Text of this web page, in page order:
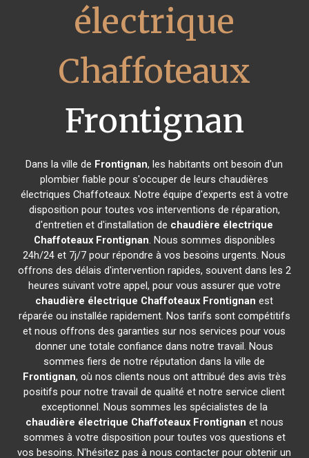
électrique
Chaffoteaux
Frontignan
Dans la ville de Frontignan, les habitants ont besoin d'un
plombier fiable pour s'occuper de leurs chaudières
électriques Chaffoteaux. Notre équipe d'experts est à votre
disposition pour toutes vos interventions de réparation,
d'entretien et d'installation de chaudière électrique
Chaffoteaux Frontignan. Nous sommes disponibles
24h/24 et 7j/7 pour répondre à vos besoins urgents. Nous
offrons des délais d'intervention rapides, souvent dans les 2
heures suivant votre appel, pour vous assurer que votre
chaudière électrique Chaffoteaux Frontignan est
réparée ou installée rapidement. Nos tarifs sont compétitifs
et nous offrons des garanties sur nos services pour vous
donner une totale confiance dans notre travail. Nous
sommes fiers de notre réputation dans la ville de
Frontignan, où nos clients nous ont attribué des avis très
positifs pour notre travail de qualité et notre service client
exceptionnel. Nous sommes les spécialistes de la
chaudière électrique Chaffoteaux Frontignan et nous
sommes à votre disposition pour toutes vos questions et
vos besoins. N'hésitez pas à nous contacter pour obtenir un